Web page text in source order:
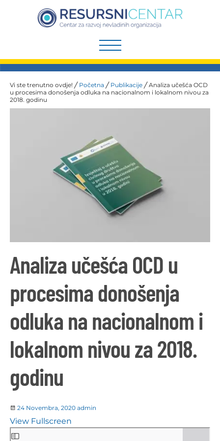
Vi ste trenutno ovdje! ╱ Početna ╱ Publikacije ╱ Analiza učešća OCD
u procesima donošenja odluka na nacionalnom i lokalnom nivou za
2018. godinu
Analiza učešća OCD u
procesima donošenja
odluka na nacionalnom i
lokalnom nivou za 2018.
godinu
24 Novembra, 2020 admin
View Fullscreen
Skip